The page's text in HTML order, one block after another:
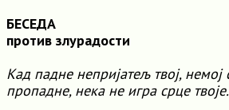
БЕСЕДА
против злурадости
Кад падне непријатељ твој, немој
пропадне, нека не игра срце твоје.